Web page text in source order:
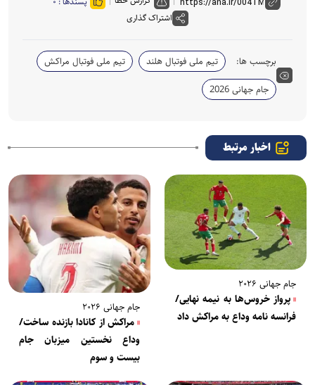
اشتراک گذاری
برچسب ها: تیم ملی فوتبال هلند
تیم ملی فوتبال مراکش
جام جهانی 2026
اخبار مرتبط
جام جهانی ۲۰۲۶
پرواز خروس‌ها به نیمه نهایی/
فرانسه نامه وداع به مراکش داد
جام جهانی ۲۰۲۶
مراکش از کانادا بازنده ساخت/
وداع نخستین میزبان جام
بیست و سوم